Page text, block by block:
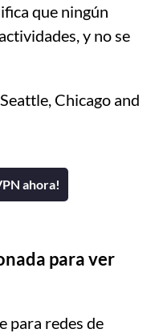
que ningún
y no se
Chicago and
ahora!
para ver
para redes de